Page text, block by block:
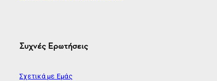
Συχνές Ερωτήσεις
Σχετικά με Εμάς